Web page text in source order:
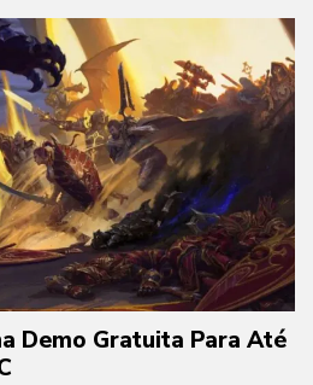
Demo Gratuita Para Até